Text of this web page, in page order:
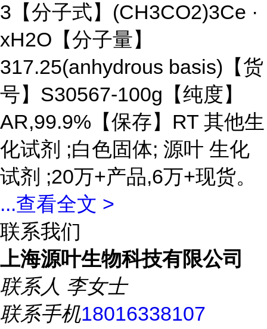
3【分子式】(CH3CO2)3Ce ·
xH2O【分子量】
317.25(anhydrous basis)【货
号】S30567-100g【纯度】
AR,99.9%【保存】RT 其他生
化试剂 ;白色固体; 源叶 生化
试剂 ;20万+产品,6万+现货。
...查看全文 >
联系我们
上海源叶生物科技有限公司
联系人 李女士
联系手机18016338107